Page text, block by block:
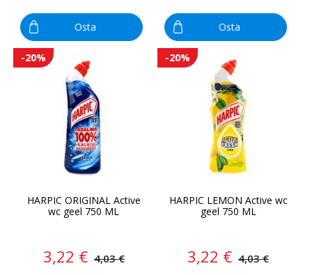
Osta Osta
-20%
HARPIC ORIGINAL Active
wc geel 750 ML
3,22 € 4,03 €
-20%
HARPIC LEMON Active wc
geel 750 ML
3,22 € 4,03 €